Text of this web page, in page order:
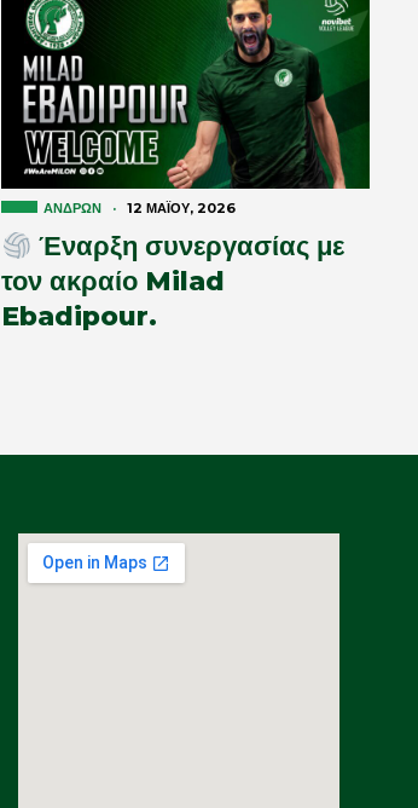
ΑΝΔΡΏΝ · 12 ΜΑΪ́ΟΥ, 2026
Έναρξη συνεργασίας με
τον ακραίο Milad
Ebadipour.